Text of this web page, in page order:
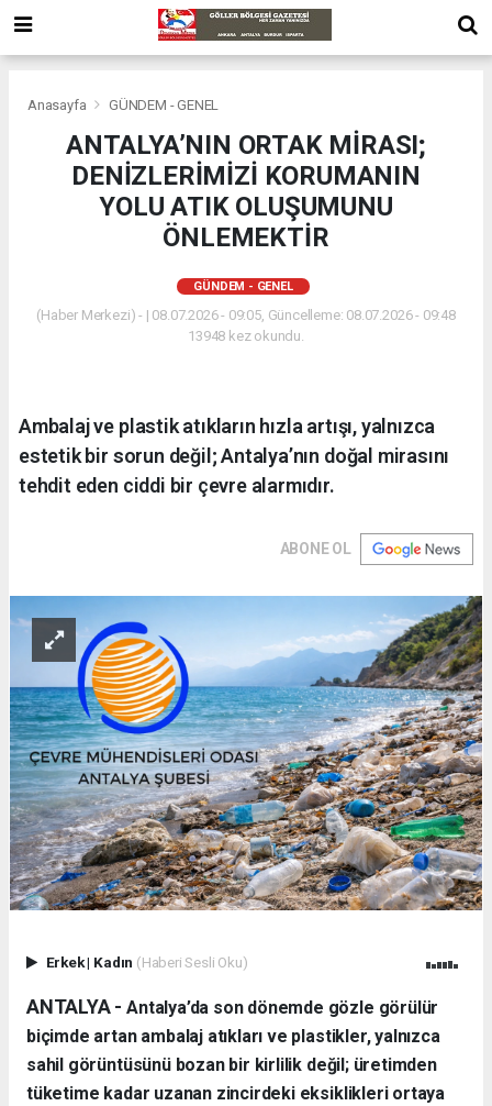
Anasayfa GÜNDEM - GENEL
ANTALYA’NIN ORTAK MİRASI;
DENİZLERİMİZİ KORUMANIN
YOLU ATIK OLUŞUMUNU
ÖNLEMEKTİR
GÜNDEM - GENEL
(Haber Merkezi) - | 08.07.2026 - 09:05, Güncelleme: 08.07.2026 - 09:48
13948 kez okundu.
Ambalaj ve plastik atıkların hızla artışı, yalnızca
estetik bir sorun değil; Antalya’nın doğal mirasını
tehdit eden ciddi bir çevre alarmıdır.
ABONE OL
Erkek| Kadın (Haberi Sesli Oku)
ANTALYA -Antalya’da son dönemde gözle görülür
biçimde artan ambalaj atıkları ve plastikler, yalnızca
sahil görüntüsünü bozan bir kirlilik değil; üretimden
tüketime kadar uzanan zincirdeki eksiklikleri ortaya